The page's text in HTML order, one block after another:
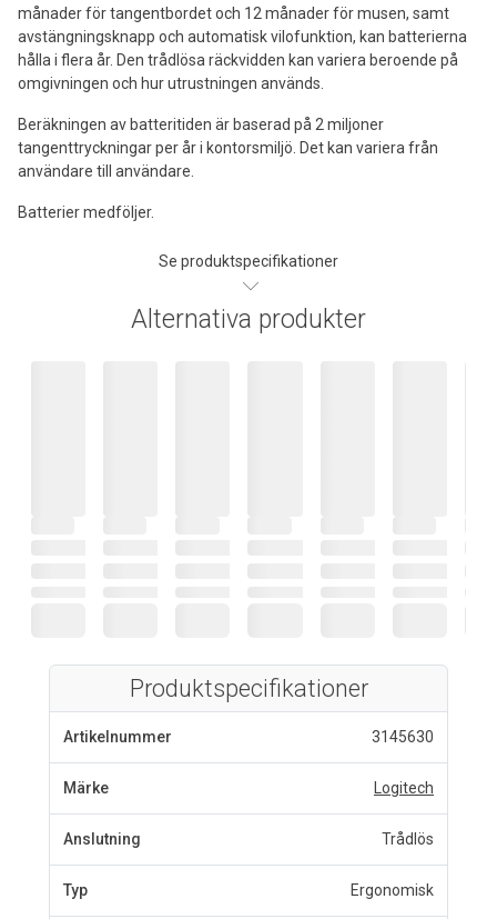
månader för tangentbordet och 12 månader för musen, samt
avstängningsknapp och automatisk vilofunktion, kan batterierna
hålla i flera år. Den trådlösa räckvidden kan variera beroende på
omgivningen och hur utrustningen används.
Beräkningen av batteritiden är baserad på 2 miljoner
tangenttryckningar per år i kontorsmiljö. Det kan variera från
användare till användare.
Batterier medföljer.
Se produktspecifikationer
Alternativa produkter
Produktspecifikationer
Artikelnummer 3145630
Märke Logitech
Anslutning Trådlös
Typ Ergonomisk